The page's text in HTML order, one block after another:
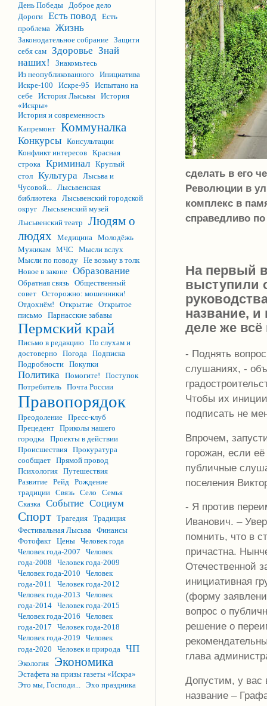
День Победы Доброе дело
Дороги Есть повод Есть
проблема Жизнь
Законодательное собрание Защити
себя сам Здоровье Знай
наших!
Знакомьтесь
Из неопубликованного
Инициатива
Искре-100
Искре-95
Испытано на
себе История Лысьвы История
«Искры»
История и современность
Капремонт Коммуналка
Конкурсы Консультации
Конфликт интересов Красная
строка Криминал Круглый
стол Культура Лысьва и
Чусовой... Лысьвенская
библиотека Лысьвенский городской
округ Лысьвенский музей
Лысьвенский театр
Людям о
людях Медицина Молодёжь
Мужикам МЧС
Мысли вслух
Мысли по поводу Не возьму в толк
Новое в законе Образование
Обратная связь Общественный
совет Осторожно: мошенники!
Отдохнём!
Открытие Открытое
письмо
Парнасские забавы
Пермский край
Письмо в редакцию По слухам и
достоверно
Погода Подписка
Подробности Покупки
Политика Помогите!
Поступок
Потребитель Почта России
Правопорядок
Преодоление Пресс-клуб
Прецедент Приколы нашего
городка Проекты в действии
Происшествия Прокуратура
сообщает Прямой провод
Психология Путешествия
Развитие Рейд Рождение
традиции Связь Село
Семья
Сказка Событие Социум
Спорт Трагедия Традиция
Фестивальная Лысьва Финансы
Фотофакт Цены Человек года
Человек года-2007
Человек
года-2008
Человек года-2009
Человек года-2010
Человек
года-2011
Человек года-2012
Человек года-2013
Человек
года-2014 Человек года-2015
Человек года-2016
Человек
года-2017
Человек года-2018
Человек года-2019
Человек
года-2020
Человек и природа ЧП
Экология Экономика
Эстафета на призы газеты «Искра»
Это мы, Господи... Эхо праздника
сделать в его
Революции в
комплекс в
справедливо
На первый
выступили
название,
деле же всё
- Поднять
слушаниях, -
Чтобы их
подписать не
Впрочем,
горожан, если
публичные
поселения
- Я против
Иванович. –
помнить, что в
причастна.
Отечественной
инициативная
(форму
вопрос о
решение о
глава
Допустим, у вас
название –